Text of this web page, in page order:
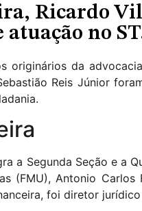
Ricardo
atuação no
originários da
Reis Júnior
a Segunda Seção e a
(FMU), Antonio
foi diretor